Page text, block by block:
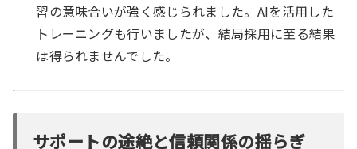
習の意味合いが強く感じられました。AIを活用した
トレーニングも行いましたが、結局採用に至る結果
は得られませんでした。
サポートの途絶と信頼関係の揺らぎ